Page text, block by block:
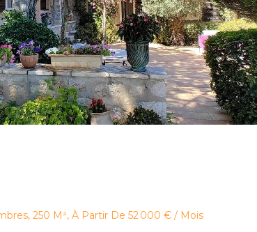
250 M², À Partir De 52 000 € / Mois